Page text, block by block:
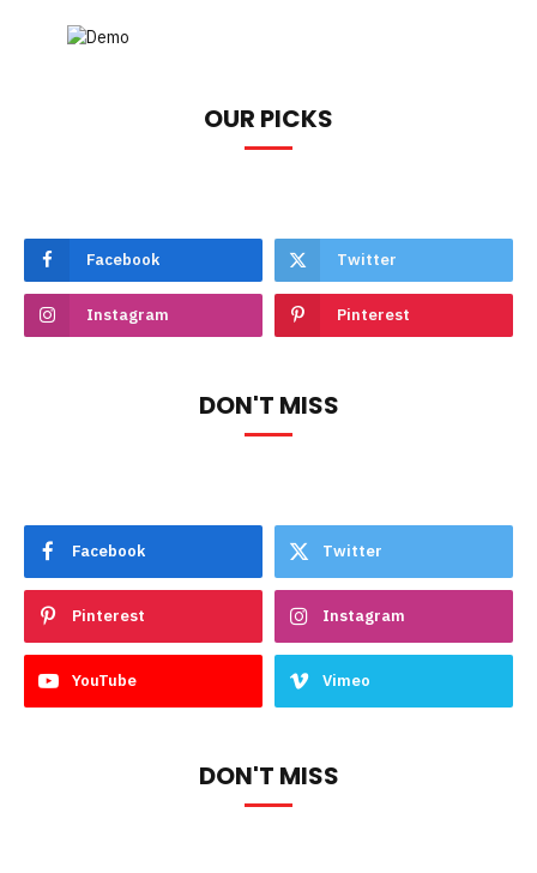
OUR PICKS
Facebook Twitter
Instagram Pinterest
DON'T MISS
Facebook Twitter
Pinterest Instagram
YouTube Vimeo
DON'T MISS